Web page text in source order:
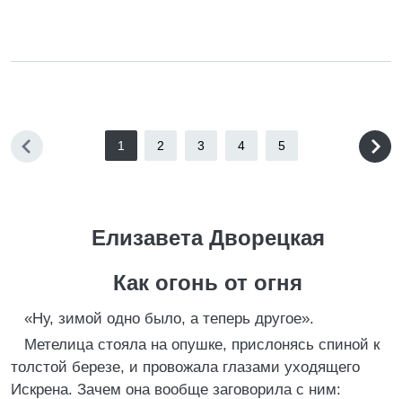
1 2 3 4 5
Елизавета Дворецкая
Как огонь от огня
«Ну, зимой одно было, а теперь другое».
Метелица стояла на опушке, прислонясь спиной к
толстой березе, и провожала глазами уходящего
Искрена. Зачем она вообще заговорила с ним: